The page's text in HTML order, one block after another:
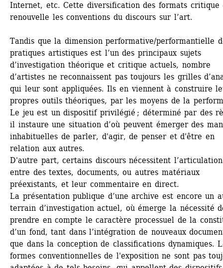
Internet, etc. Cette diversification des formats critique
renouvelle les conventions du discours sur l’art.
Tandis que la dimension performative/performantielle
pratiques artistiques est l’un des principaux sujets
d’investigation théorique et critique actuels, nombre
d’artistes ne reconnaissent pas toujours les grilles
qui leur sont appliquées. Ils en viennent à construire
propres outils théoriques, par les moyens de la
Le jeu est un dispositif privilégié ; déterminé par des
il instaure une situation d’où peuvent émerger des
inhabituelles de parler, d'agir, de penser et d'être en
relation aux autres.
D'autre part, certains discours nécessitent l’articulation
entre des textes, documents, ou autres matériaux
préexistants, et leur commentaire en direct.
La présentation publique d’une archive est encore un
terrain d’investigation actuel, où émerge la nécessité
prendre en compte le caractère processuel de la
d’un fond, tant dans l’intégration de nouveaux
que dans la conception de classifications dynamiques.
formes conventionnelles de l'exposition ne sont pas